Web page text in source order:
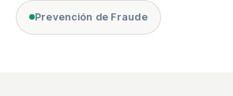
Prevención de Fraude